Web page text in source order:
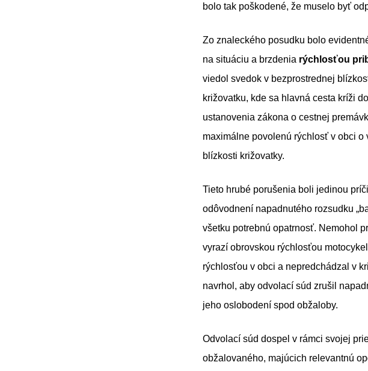
bolo tak poškodené, že muselo byť
Zo znaleckého posudku bolo
na situáciu a brzdenia rýchlosťou
viedol svedok v bezprostrednej
križovatku, kde sa hlavná cesta kríži
ustanovenia zákona o cestnej
maximálne povolenú rýchlosť v obci o
blízkosti križovatky.
Tieto hrubé porušenia boli jedinou
odôvodnení napadnutého rozsudku
všetku potrebnú opatrnosť. Nemohol
vyrazí obrovskou rýchlosťou
rýchlosťou v obci a nepredchádzal v
navrhol, aby odvolací súd zrušil
jeho oslobodení spod obžaloby.
Odvolací súd dospel v rámci svojej
obžalovaného, majúcich relevantnú